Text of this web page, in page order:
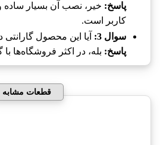
پاسخ: خیر، نصب آن بسیار ساده
کاربر است.
سوال 3:
آیا این محصول گارانتی
پاسخ: بله، در اکثر فروشگاه‌ها
قطعات مشابه